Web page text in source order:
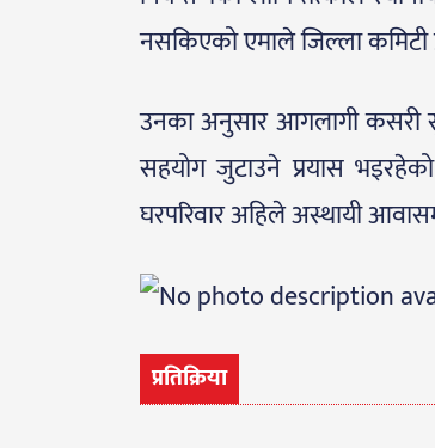
नसकिएको एमाले जिल्ला कमिटी
उनका अनुसार आगलागी कसरी
सहयोग जुटाउने प्रयास
घरपरिवार अहिले अस्थायी
प्रतिक्रिया